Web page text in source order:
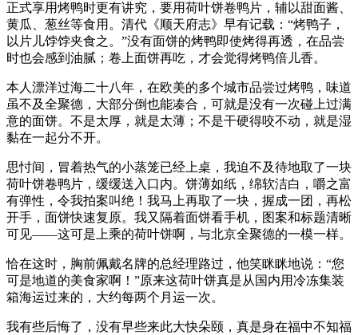
正式享用烤鸭时更有讲究，要用荷叶饼卷鸭片，辅以甜面酱、
黄瓜、葱丝等食用。清代《顺天府志》早有记载：“烤鸭子，
以片儿饽饽夹食之。”没有面饼的烤鸭即使烤得再透，在品尝
时也会感到油腻；卷上面饼再吃，才会觉得烤鸭倍儿香。
本人漂洋过海二十八年，在欧美的多个城市品尝过烤鸭，味道
虽不及全聚德，大部分倒也能凑合，可就是没有一次碰上过满
意的面饼。不是太厚，就是太薄；不是干硬得咬不动，就是湿
黏在一起分不开。
思忖间，冒着热气的小蒸笼已经上桌，我迫不及待地取了一块
荷叶饼卷鸭片，缓缓送入口内。饼薄如纸，绵软洁白，嚼之富
有弹性，令我拍案叫绝！我马上再取了一块，握成一团，再松
开手，面饼快速复原。我又隔着面饼看手机，图案和标题清晰
可见——这可是上乘的荷叶饼啊，与北京全聚德的一模一样。
恰在这时，胸前佩戴名牌的总经理路过，他笑眯眯地说：“您
可是地道的美食家啊！”原来这荷叶饼真是从国内用冷冻集装
箱海运过来的，大约每两个月运一次。
我有些后悔了，没有早些来此大快朵颐，真是身在福中不知福